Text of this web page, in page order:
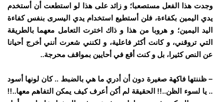
وجدت هذا الفعل مستصعبا؛ و زائد على هذا لو استطعت أن أستخدم
يدي اليمين بكفاءة، فلن أستطيع استخدام يدي اليسرى بنفس كفاءة
اليد اليمين؛ و هروبا من هذا و ذاك اخترت التعامل معهما بالطريقة
التي تروقني، و كانت أكثر فاعلية، و لكنني شعرت أنني أخرج أحيانا
عن النص كثيرا، بل و كنت أقع في أحايين بمواقف محرجة..
– ظننتها فاكهة صغيرة دون أن أدري ما هي بالضبط .. كان لونها أسود
.. يا لسوء الظن..!! الحقيقة لم أكن أعرف كيف يمكن التفاهم معها..!!